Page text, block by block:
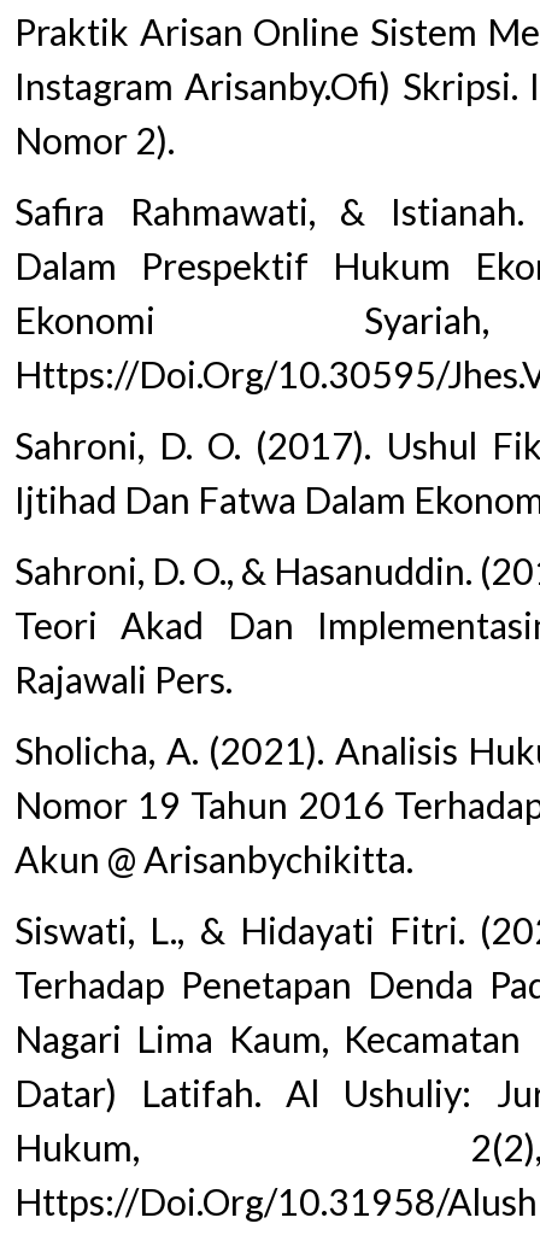
Praktik Arisan Online Sistem
Instagram Arisanby.Ofi) Skripsi.
Nomor 2).
Safira Rahmawati, &
Dalam Prespektif Hukum
Ekonomi
Https://Doi.Org/10.30595/
Sahroni, D. O. (2017). Ushul
Ijtihad Dan Fatwa Dalam
Sahroni, D. O., & Hasanuddin.
Teori Akad Dan
Rajawali Pers.
Sholicha, A. (2021). Analisis
Nomor 19 Tahun 2016
Akun @ Arisanbychikitta.
Siswati, L., & Hidayati Fitri.
Terhadap Penetapan Denda
Nagari Lima Kaum,
Datar) Latifah. Al Ushuliy:
Hukum,
Https://Doi.Org/10.31958/